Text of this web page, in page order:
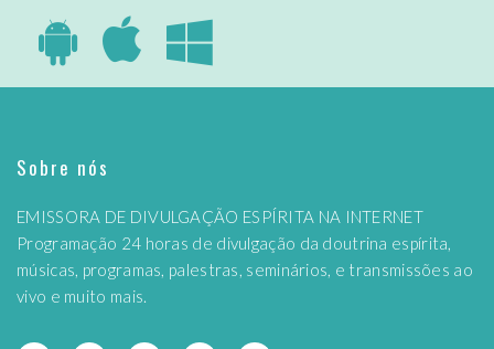
Sobre nós
EMISSORA DE DIVULGAÇÃO ESPÍRITA NA INTERNET
Programação 24 horas de divulgação da doutrina espírita,
músicas, programas, palestras, seminários, e transmissões ao
vivo e muito mais.